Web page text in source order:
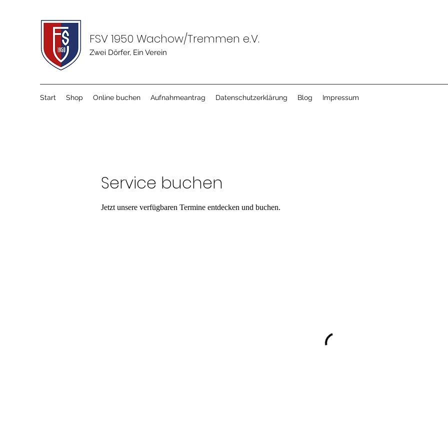
FSV 1950 Wachow/Tremmen e.V.
Zwei Dörfer, Ein Verein
Start Shop Online buchen Aufnahmeantrag Datenschutzerklärung Blog Impressum
Service buchen
Jetzt unsere verfügbaren Termine entdecken und buchen.